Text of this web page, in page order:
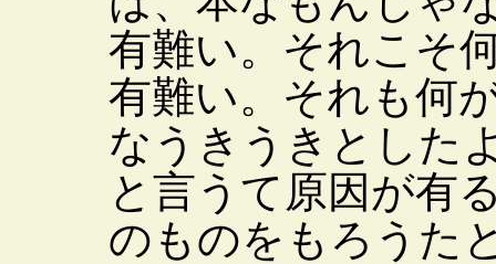
有難い。それこそ
有難い。それも何
なうきうきとした
と言うて原因が有
のものをもろうた